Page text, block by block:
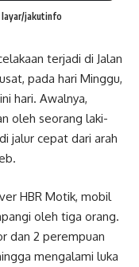
layar/jakutinfo
terjadi di Jalan
pada hari Minggu,
hari. Awalnya,
oleh seorang laki-
jalur cepat dari arah
HBR Motik, mobil
oleh tiga orang.
dan 2 perempuan
mengalami luka